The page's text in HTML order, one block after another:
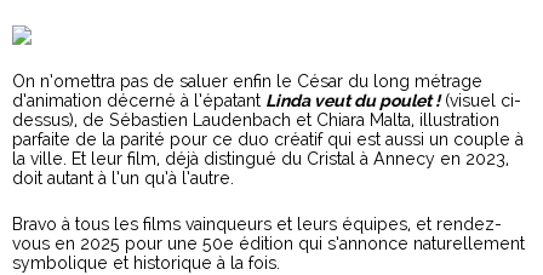
On n’omettra pas de saluer enfin le César du long métrage
d’animation décerné à l’épatant Linda veut du poulet !(visuel ci-
dessus), de Sébastien Laudenbach et Chiara Malta, illustration
parfaite de la parité pour ce duo créatif qui est aussi un couple à
la ville. Et leur film, déjà distingué du Cristal à Annecy en 2023,
doit autant à l’un qu’à l’autre.
Bravo à tous les films vainqueurs et leurs équipes, et rendez-
vous en 2025 pour une 50e édition qui s’annonce naturellement
symbolique et historique à la fois.